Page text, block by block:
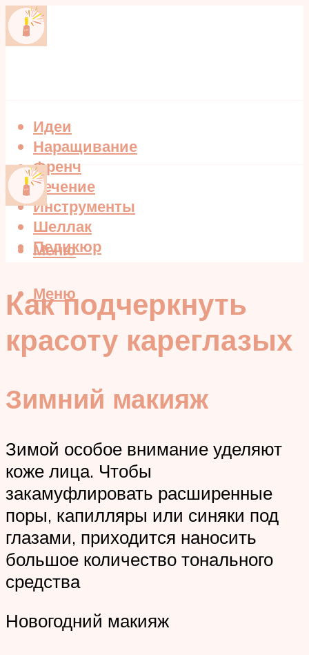
Идеи
Наращивание
Френч
Лечение
Инструменты
Шеллак
Педикюр
Меню
Меню
Как подчеркнуть
красоту кареглазых
Зимний макияж
Зимой особое внимание уделяют
коже лица. Чтобы
закамуфлировать расширенные
поры, капилляры или синяки под
глазами, приходится наносить
большое количество тонального
средства
Новогодний макияж